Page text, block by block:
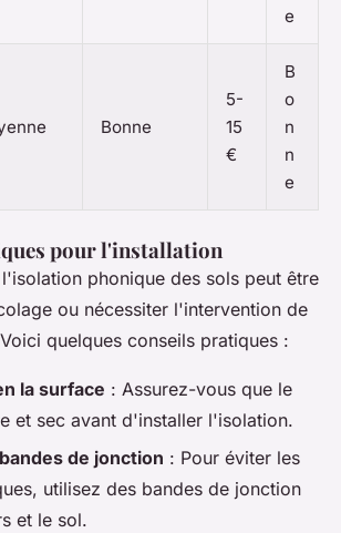
e
Bonne
5-
15
€
B
o
n
n
e
pour l'installation
phonique des sols peut être
ou nécessiter l'intervention de
quelques conseils pratiques :
la surface : Assurez-vous que le
et sec avant d'installer l'isolation.
de jonction : Pour éviter les
utilisez des bandes de jonction
et le sol.